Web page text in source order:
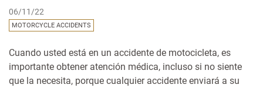
06/11/22
MOTORCYCLE ACCIDENTS
Cuando usted está en un accidente de motocicleta, es
importante obtener atención médica, incluso si no siente
que la necesita, porque cualquier accidente enviará a su